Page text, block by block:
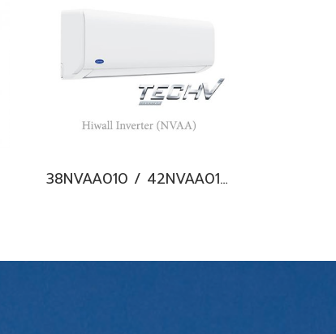
38NVAA010 / 42NVAA010 CARRIER TECH V Hiwall Inverter แอร์แคเรียร์ ติดผนัง น้ำยา R32 9000 BTU. พร้อมบริการติดตั้ง